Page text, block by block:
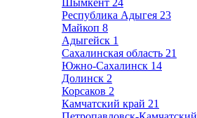
Шымкент 24
Республика Адыгея 23
Майкоп 8
Адыгейск 1
Сахалинская область 21
Южно-Сахалинск 14
Долинск 2
Корсаков 2
Камчатский край 21